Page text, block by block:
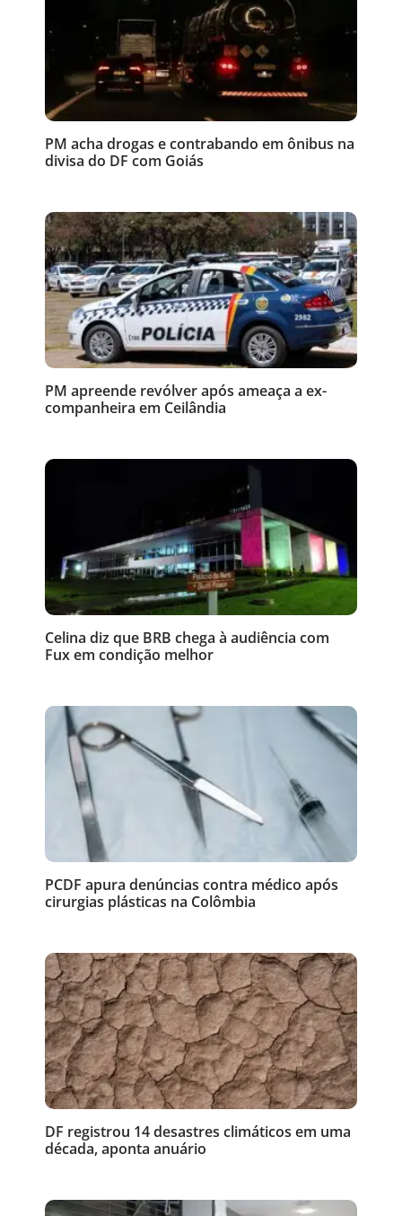
PM acha drogas e contrabando em ônibus na
divisa do DF com Goiás
PM apreende revólver após ameaça a ex-
companheira em Ceilândia
Celina diz que BRB chega à audiência com
Fux em condição melhor
PCDF apura denúncias contra médico após
cirurgias plásticas na Colômbia
DF registrou 14 desastres climáticos em uma
década, aponta anuário